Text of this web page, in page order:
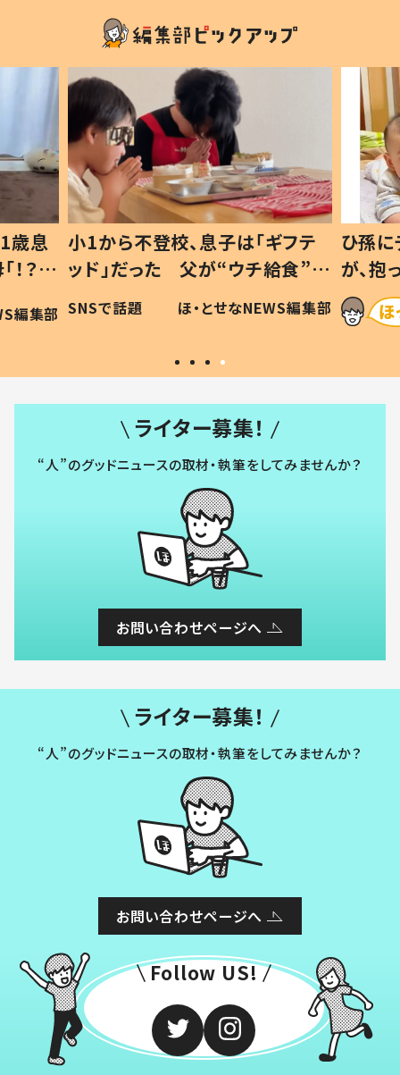
歳息
？」
編集部
小1から不登校、息子は「ギフテ
ッド」だった 父が“ウチ給食”を
作り続ける理由とは #令和の親
#令和の子
SNSで話題 ほ・とせなNEWS編集部
ひ孫
が、
「涙が
い」
ライター募集！
“人”のグッドニュースの取材・執筆をしてみませんか？
お問い合わせページへ
ライター募集！
“人”のグッドニュースの取材・執筆をしてみませんか？
お問い合わせページへ
Follow US!